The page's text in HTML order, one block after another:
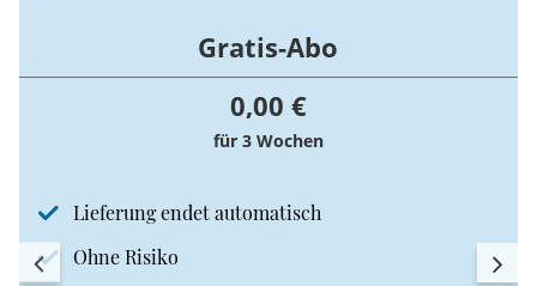
Gratis-Abo
0,00 €
für 3 Wochen
Lieferung endet automatisch
Ohne Risiko